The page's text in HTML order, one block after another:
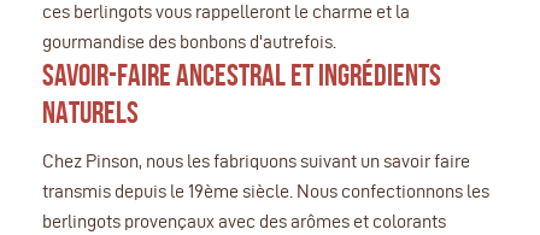
ces berlingots vous rappelleront le charme et la
gourmandise des bonbons d'autrefois.
SAVOIR-FAIRE ANCESTRAL ET INGRÉDIENTS
NATURELS
Chez Pinson, nous les fabriquons suivant un savoir faire
transmis depuis le 19ème siècle. Nous confectionnons les
berlingots provençaux avec des arômes et colorants